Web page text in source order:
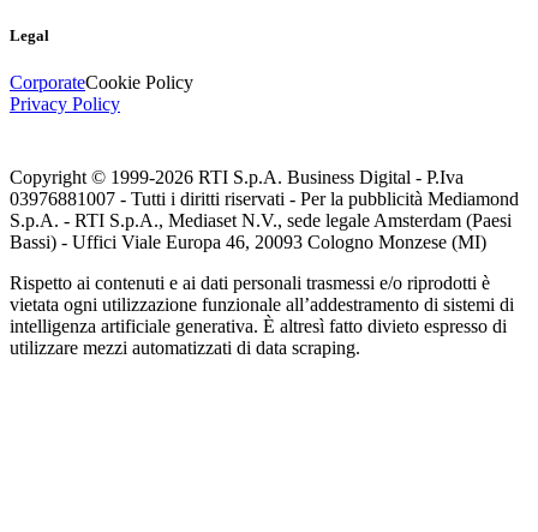
Legal
CorporateCookie Policy
Privacy Policy
Copyright © 1999-2026 RTI S.p.A. Business Digital - P.Iva
03976881007 - Tutti i diritti riservati - Per la pubblicità Mediamond
S.p.A. - RTI S.p.A., Mediaset N.V., sede legale Amsterdam (Paesi
Bassi) - Uffici Viale Europa 46, 20093 Cologno Monzese (MI)
Rispetto ai contenuti e ai dati personali trasmessi e/o riprodotti è
vietata ogni utilizzazione funzionale all’addestramento di sistemi di
intelligenza artificiale generativa. È altresì fatto divieto espresso di
utilizzare mezzi automatizzati di data scraping.